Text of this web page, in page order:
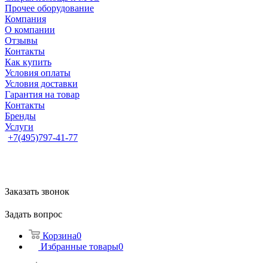
Прочее оборудование
Компания
О компании
Отзывы
Контакты
Как купить
Условия оплаты
Условия доставки
Гарантия на товар
Контакты
Бренды
Услуги
+7(495)797-41-77
Заказать звонок
Задать вопрос
Корзина0
Избранные товары0